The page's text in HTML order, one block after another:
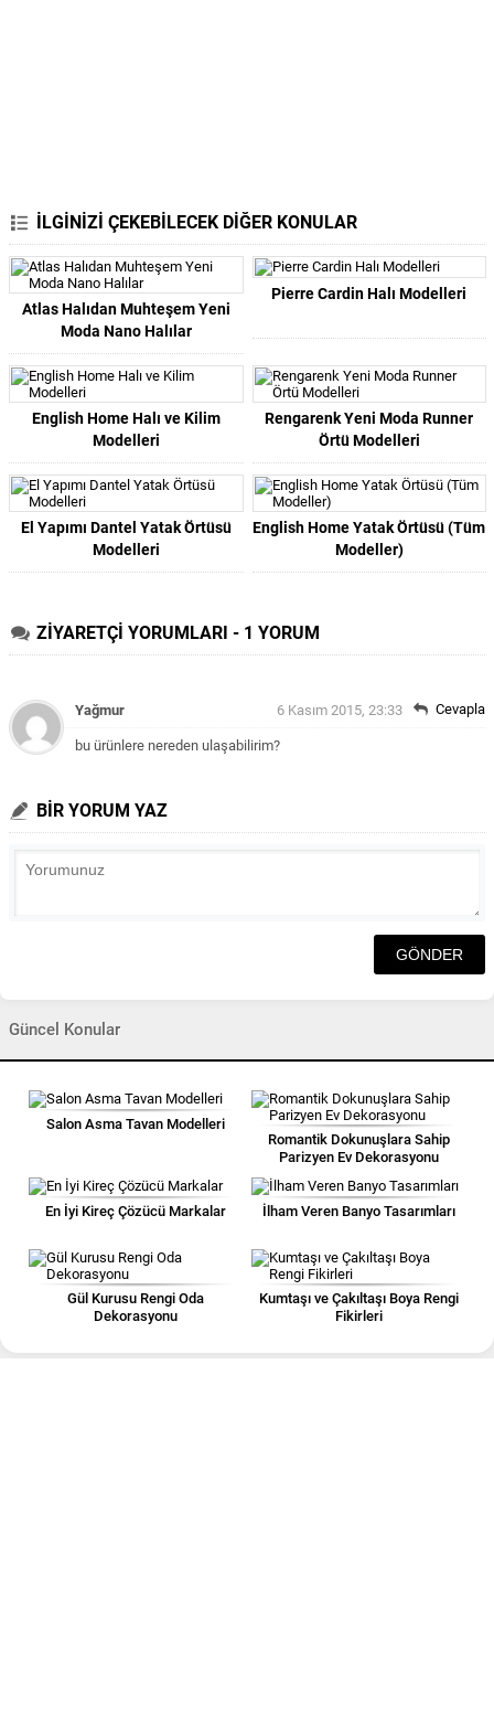
İLGİNİZİ ÇEKEBİLECEK DİĞER KONULAR
Atlas Halıdan Muhteşem Yeni
Moda Nano Halılar
Pierre Cardin Halı Modelleri
English Home Halı ve Kilim
Modelleri
Rengarenk Yeni Moda Runner
Örtü Modelleri
El Yapımı Dantel Yatak Örtüsü
Modelleri
English Home Yatak Örtüsü (Tüm
Modeller)
ZİYARETÇİ YORUMLARI - 1 YORUM
Yağmur 6 Kasım 2015, 23:33
bu ürünlere nereden ulaşabilirim?
Cevapla
BİR YORUM YAZ
Güncel Konular
Salon Asma Tavan Modelleri
Romantik Dokunuşlara Sahip
Parizyen Ev Dekorasyonu
En İyi Kireç Çözücü Markalar İlham Veren Banyo Tasarımları
Gül Kurusu Rengi Oda
Dekorasyonu
Kumtaşı ve Çakıltaşı Boya Rengi
Fikirleri